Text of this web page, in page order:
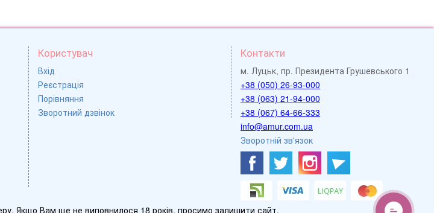
Користувач
Вхід
Реєстрація
Порівняння
Зворотний дзвінок
Контакти
м. Луцьк, пр. Президента Грушевського 1
+38 (050) 26-93-000
+38 (063) 21-94-000
+38 (067) 64-66-333
info@amur.com.ua
Зворотній зв'язок
Якщо Вам ще не виповнилося 18 років, просимо залишити сайт.